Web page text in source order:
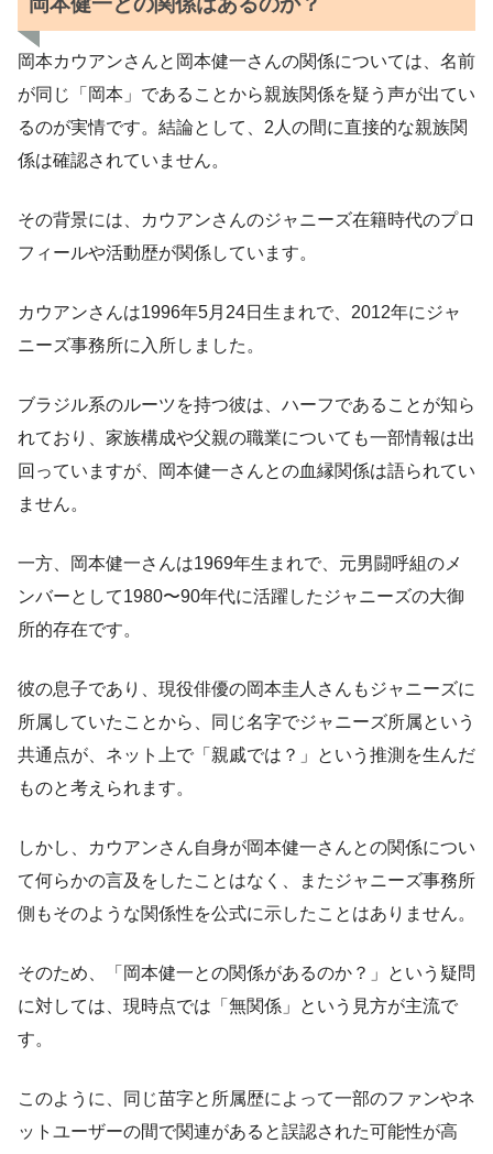
岡本カウアンさんと岡本健一さんの関係については、名前
が同じ「岡本」であることから親族関係を疑う声が出てい
るのが実情です。結論として、2人の間に直接的な親族関
係は確認されていません。
その背景には、カウアンさんのジャニーズ在籍時代のプロ
フィールや活動歴が関係しています。
カウアンさんは1996年5月24日生まれで、2012年にジャ
ニーズ事務所に入所しました。
ブラジル系のルーツを持つ彼は、ハーフであることが知ら
れており、家族構成や父親の職業についても一部情報は出
回っていますが、岡本健一さんとの血縁関係は語られてい
ません。
一方、岡本健一さんは1969年生まれで、元男闘呼組のメ
ンバーとして1980〜90年代に活躍したジャニーズの大御
所的存在です。
彼の息子であり、現役俳優の岡本圭人さんもジャニーズに
所属していたことから、同じ名字でジャニーズ所属という
共通点が、ネット上で「親戚では？」という推測を生んだ
ものと考えられます。
しかし、カウアンさん自身が岡本健一さんとの関係につい
て何らかの言及をしたことはなく、またジャニーズ事務所
側もそのような関係性を公式に示したことはありません。
そのため、「岡本健一との関係があるのか？」という疑問
に対しては、現時点では「無関係」という見方が主流で
す。
このように、同じ苗字と所属歴によって一部のファンやネ
ットユーザーの間で関連があると誤認された可能性が高